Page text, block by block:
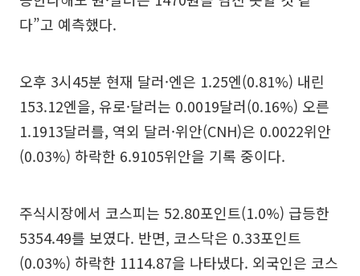
다”고 예측했다.
오후 3시45분 현재 달러·엔은 1.25엔(0.81%) 내린
153.12엔을, 유로·달러는 0.0019달러(0.16%) 오른
1.1913달러를, 역외 달러·위안(CNH)은 0.0022위안
(0.03%) 하락한 6.9105위안을 기록 중이다.
주식시장에서 코스피는 52.80포인트(1.0%) 급등한
5354.49를 보였다. 반면, 코스닥은 0.33포인트
(0.03%) 하락한 1114.87을 나타냈다. 외국인은 코스